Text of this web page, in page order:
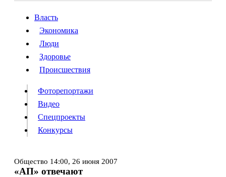
Власть
Происшествия
Видео
Конкурсы
Власть
Экономика
Люди
Здоровье
Происшествия
Фоторепортажи
Видео
Спецпроекты
Конкурсы
Общество 14:00, 26 июня 2007
«АП» отвечают